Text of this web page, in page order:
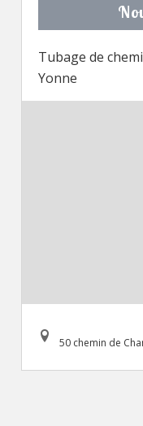
Tubage de
Yonne
50 chemin de